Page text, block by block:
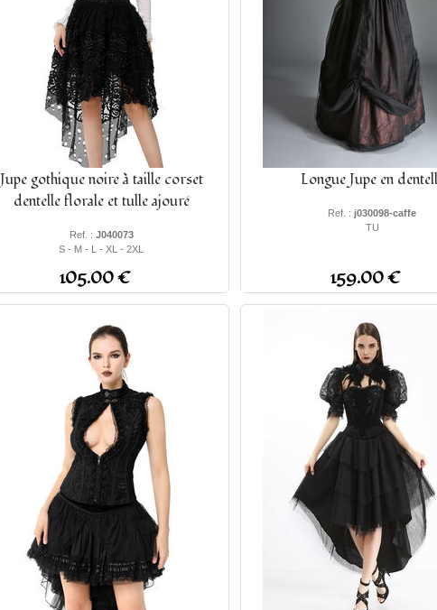
Jupe gothique noire à taille corset
dentelle florale et tulle ajouré
Ref. : J040073
S - M - L - XL - 2XL
105.00 €
Longue Jupe en
Ref. : j030098-caffe
TU
159.00 €